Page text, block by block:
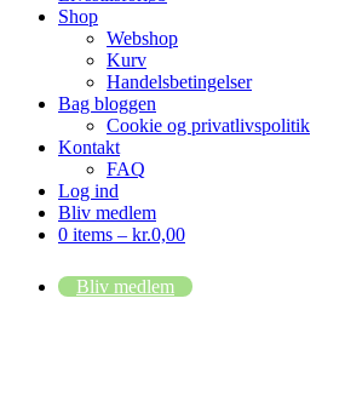
Shop
Webshop
Kurv
Handelsbetingelser
Bag bloggen
Cookie og privatlivspolitik
Kontakt
FAQ
Log ind
Bliv medlem
0 items – kr.0,00
Bliv medlem